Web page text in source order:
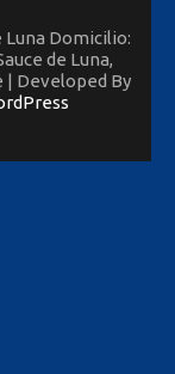
Luna Domicilio:
de Luna,
| Developed By